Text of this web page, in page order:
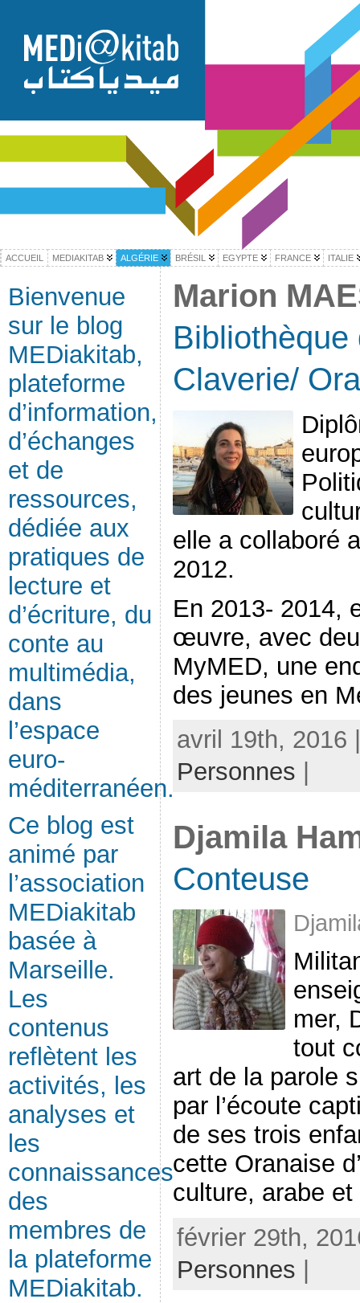
ACCUEIL MEDIAKITAB ALGÉRIE BRÉSIL EGYPTE FRANCE ITALIE
Bienvenue
sur le blog
MEDiakitab,
plateforme
d’information,
d’échanges
et de
ressources,
dédiée aux
pratiques de
lecture et
d’écriture, du
conte au
multimédia,
dans
l’espace
euro-
méditerranéen.
Ce blog est
animé par
l’association
MEDiakitab
basée à
Marseille.
Les
contenus
reflètent les
activités, les
analyses et
les
connaissances
des
membres de
la plateforme
MEDiakitab.
Marion
Claverie/
elle a collaboré
2012.
En 2013- 2014,
œuvre, avec
MyMED, une
des jeunes en
avril 19th, 2016
Personnes
Djamila
Conteuse
mer,
tout
art de la parole
par l’écoute
de ses trois
cette Oranaise
culture, arabe
février 29th,
Personnes